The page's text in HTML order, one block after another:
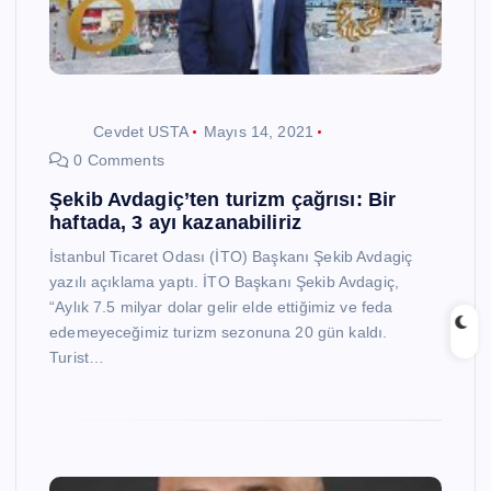
Cevdet USTA
Mayıs 14, 2021
0 Comments
Şekib Avdagiç’ten turizm çağrısı: Bir
haftada, 3 ayı kazanabiliriz
İstanbul Ticaret Odası (İTO) Başkanı Şekib Avdagiç
yazılı açıklama yaptı. İTO Başkanı Şekib Avdagiç,
“Aylık 7.5 milyar dolar gelir elde ettiğimiz ve feda
edemeyeceğimiz turizm sezonuna 20 gün kaldı.
Turist…